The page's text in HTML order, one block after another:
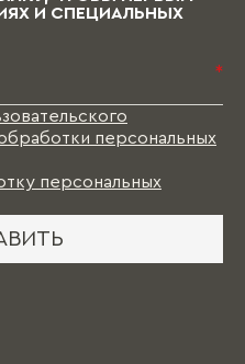
И СПЕЦИАЛЬНЫХ
*
персональных
персональных